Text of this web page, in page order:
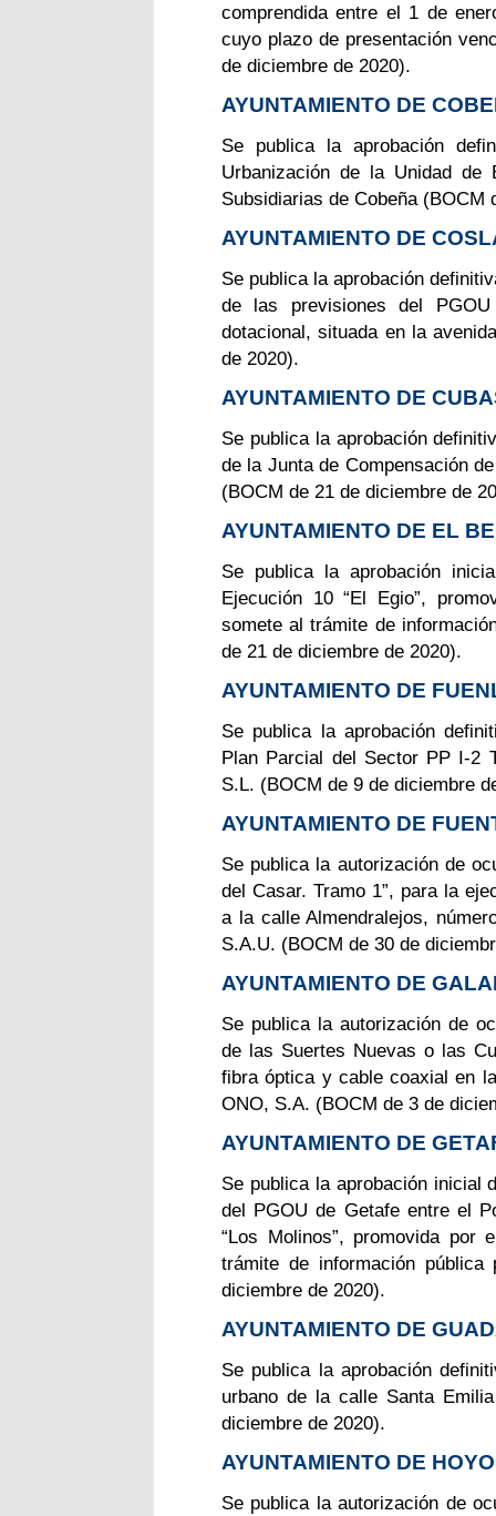
comprendida entre el 1 de
cuyo plazo de presentación
de diciembre de 2020).
AYUNTAMIENTO DE
Se publica la aprobación
Urbanización de la Unidad de
Subsidiarias de Cobeña (BOCM
AYUNTAMIENTO DE
Se publica la aprobación
de las previsiones del
dotacional, situada en la
de 2020).
AYUNTAMIENTO DE
Se publica la aprobación
de la Junta de Compensación
(BOCM de 21 de diciembre de
AYUNTAMIENTO DE EL
Se publica la aprobación
Ejecución 10 “El Egio”,
somete al trámite de
de 21 de diciembre de 2020).
AYUNTAMIENTO DE
Se publica la aprobación
Plan Parcial del Sector PP I-2
S.L. (BOCM de 9 de diciembre
AYUNTAMIENTO DE
Se publica la autorización de
del Casar. Tramo 1”, para la
a la calle Almendralejos,
S.A.U. (BOCM de 30 de
AYUNTAMIENTO DE
Se publica la autorización de
de las Suertes Nuevas o las
fibra óptica y cable coaxial en
ONO, S.A. (BOCM de 3 de
AYUNTAMIENTO DE
Se publica la aprobación inicial
del PGOU de Getafe entre el
“Los Molinos”, promovida por
trámite de información
diciembre de 2020).
AYUNTAMIENTO DE
Se publica la aprobación
urbano de la calle Santa
diciembre de 2020).
AYUNTAMIENTO DE
Se publica la autorización de